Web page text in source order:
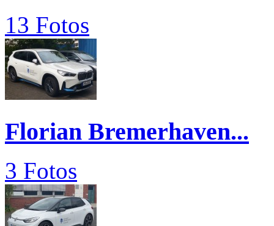
13 Fotos
Florian Bremerhaven...
3 Fotos